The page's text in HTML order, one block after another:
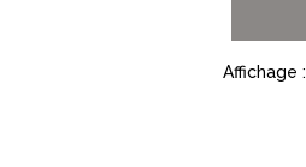
Affichage :